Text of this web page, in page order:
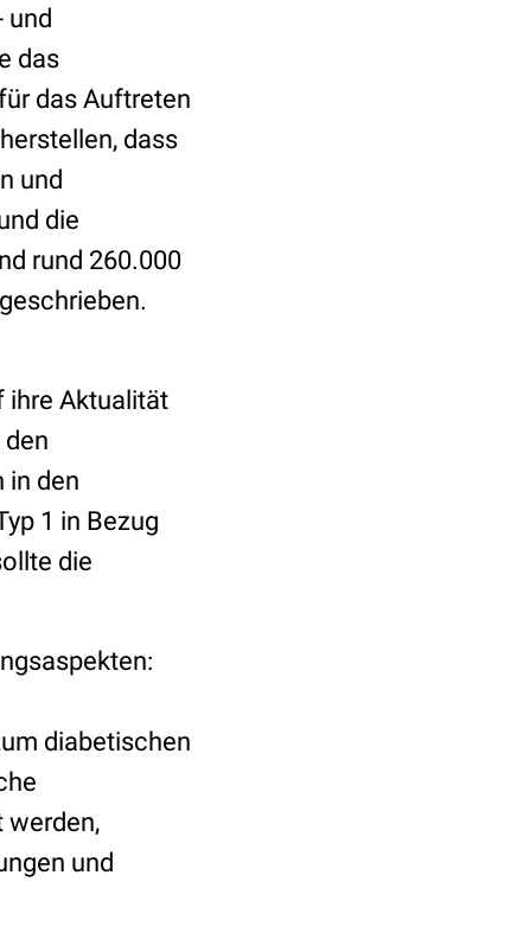
und
das
das Auftreten
dass
und
die
rund 260.000
ihre Aktualität
in den
1 in Bezug
die
diabetischen
werden,
und